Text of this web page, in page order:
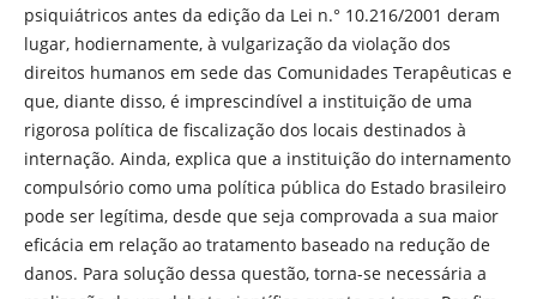
psiquiátricos antes da edição da Lei n.° 10.216/2001 deram
lugar, hodiernamente, à vulgarização da violação dos
direitos humanos em sede das Comunidades Terapêuticas e
que, diante disso, é imprescindível a instituição de uma
rigorosa política de fiscalização dos locais destinados à
internação. Ainda, explica que a instituição do internamento
compulsório como uma política pública do Estado brasileiro
pode ser legítima, desde que seja comprovada a sua maior
eficácia em relação ao tratamento baseado na redução de
danos. Para solução dessa questão, torna-se necessária a